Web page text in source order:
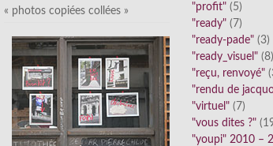
« photos copiées collées »
"profit" (5)
"ready" (7)
"ready-pade" (3)
"ready_visuel" (8)
"reçu, renvoyé"
"rendu de
"virtuel" (7)
"vous dites ?"
"youpi" 2010 –